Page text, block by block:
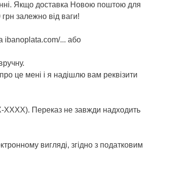
Якщо доставка Новою поштою для
залежно від ваги!
ibanoplata.com/... або
це мені і я надішлю вам реквізити
ХХХХ). Переказ не завжди надходить
вигляді, згідно з податковим